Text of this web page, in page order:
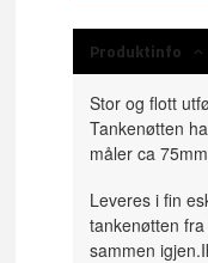
Produktinfo
Stor og flott
Tankenøtten
måler ca
Leveres i fin
tankenøtten
sammen